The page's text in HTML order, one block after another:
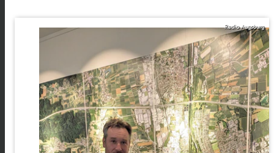
Radio Augsburg